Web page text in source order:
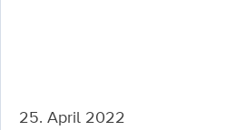
25. April 2022